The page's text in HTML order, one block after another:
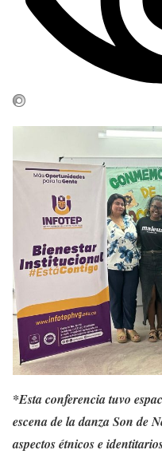
*Esta conferencia tuvo
escena de la danza Son de
aspectos étnicos e